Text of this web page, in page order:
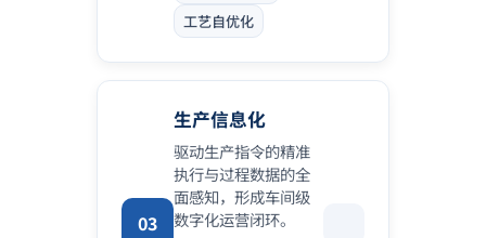
工艺自优化
03
生产信息化
驱动生产指令的精准
执行与过程数据的全
面感知，形成车间级
数字化运营闭环。